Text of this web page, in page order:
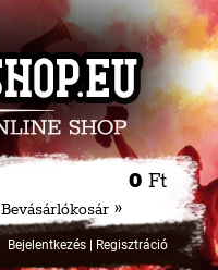
0 Ft
Bevásárlókosár »
Bejelentkezés| Regisztráció